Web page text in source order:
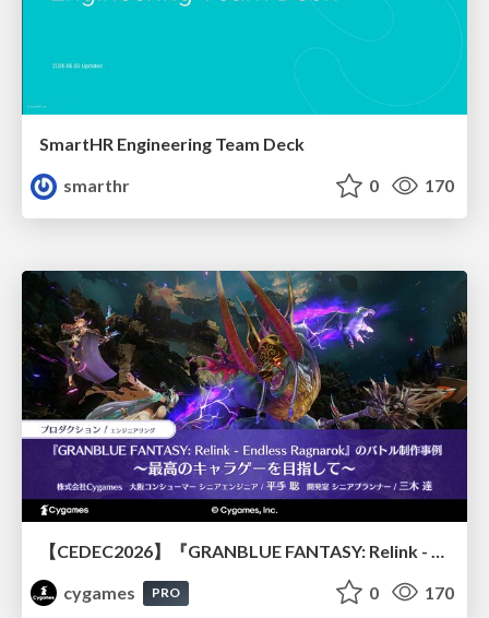
SmartHR Engineering Team Deck
smarthr
0 170
cygames
PRO 0 170